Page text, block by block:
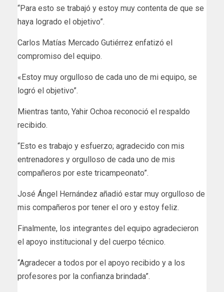
“Para esto se trabajó y estoy muy contenta de que se
haya logrado el objetivo”.
Carlos Matías Mercado Gutiérrez enfatizó el
compromiso del equipo.
«Estoy muy orgulloso de cada uno de mi equipo, se
logró el objetivo”.
Mientras tanto, Yahir Ochoa reconoció el respaldo
recibido.
“Esto es trabajo y esfuerzo; agradecido con mis
entrenadores y orgulloso de cada uno de mis
compañeros por este tricampeonato”.
José Ángel Hernández añadió estar muy orgulloso de
mis compañeros por tener el oro y estoy feliz.
Finalmente, los integrantes del equipo agradecieron
el apoyo institucional y del cuerpo técnico.
“Agradecer a todos por el apoyo recibido y a los
profesores por la confianza brindada”.